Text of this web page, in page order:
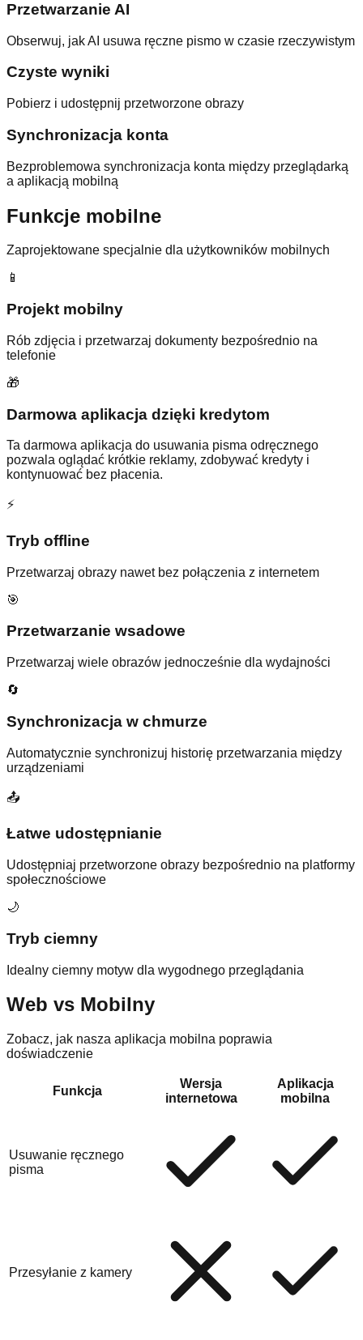
Przetwarzanie AI
Obserwuj, jak AI usuwa ręczne pismo w czasie rzeczywistym
Czyste wyniki
Pobierz i udostępnij przetworzone obrazy
Synchronizacja konta
Bezproblemowa synchronizacja konta między przeglądarką
a aplikacją mobilną
Funkcje mobilne
Zaprojektowane specjalnie dla użytkowników mobilnych
📱
Projekt mobilny
Rób zdjęcia i przetwarzaj dokumenty bezpośrednio na
telefonie
🎁
Darmowa aplikacja dzięki kredytom
Ta darmowa aplikacja do usuwania pisma odręcznego
pozwala oglądać krótkie reklamy, zdobywać kredyty i
kontynuować bez płacenia.
⚡
Tryb offline
Przetwarzaj obrazy nawet bez połączenia z internetem
🎯
Przetwarzanie wsadowe
Przetwarzaj wiele obrazów jednocześnie dla wydajności
🔄
Synchronizacja w chmurze
Automatycznie synchronizuj historię przetwarzania między
urządzeniami
📤
Łatwe udostępnianie
Udostępniaj przetworzone obrazy bezpośrednio na platformy
społecznościowe
🌙
Tryb ciemny
Idealny ciemny motyw dla wygodnego przeglądania
Web vs Mobilny
Zobacz, jak nasza aplikacja mobilna poprawia
doświadczenie
Funkcja
Wersja
internetowa
Aplikacja
mobilna
Usuwanie ręcznego
pisma
Przesyłanie z kamery